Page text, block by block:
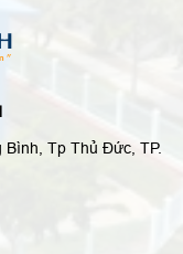
Tp Thủ Đức, TP.